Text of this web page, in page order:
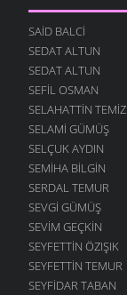
SAID BALCI
SEDAT ALTUN
SEDAT ALTUN
SEFIL OSMAN
SELAHATTIN TEMIZ
SELAMI GÜMÜŞ
SELÇUK AYDIN
SEMIHA BILGIN
SERDAL TEMUR
SEVGI GÜMÜŞ
SEVIM GEÇKIN
SEYFETTIN ÖZIŞIK
SEYFETTIN TEMUR
SEYFIDAR TABAN